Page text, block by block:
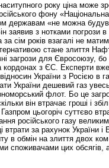
року ціна може
фону
державам «не можна
заявив з нотками погрози
за сім років взагалі не
стане злиття
загрози для Євросоюзу, бо
кордонах з ЄС. Експерти вже
України з Росією в
України дешевий газ
флот. Бо це
він втрачає гроші і
цьогоріч суттєво
російського газу
за рахунок України і
в обмін на злиття двох
споживачами цих обсягів,